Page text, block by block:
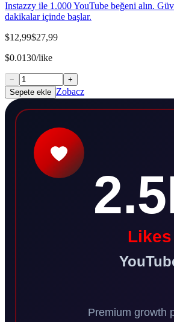
Instazzy ile 1.000 YouTube beğeni alın.
dakikalar içinde başlar.
$12,99$27,99
$0.0130/like
−
+
Sepete ekle Zobacz